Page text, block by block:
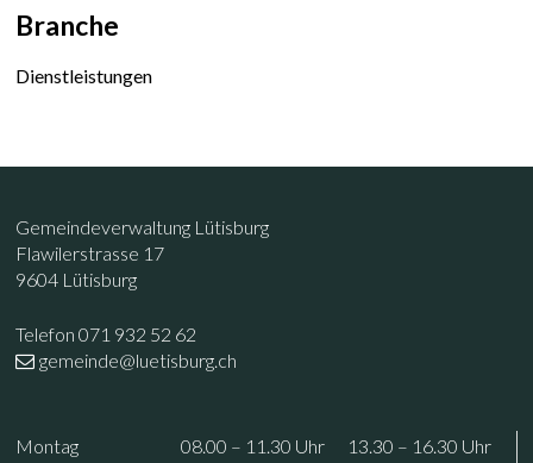
Branche
Dienstleistungen
Footer
Kontakt
Gemeindeverwaltung Lütisburg
Flawilerstrasse 17
9604 Lütisburg
Telefon 071 932 52 62
gemeinde@luetisburg.ch
Öffnungszeiten
Wochentag VormittagNachmittag
Montag 08.00 – 11.30 Uhr 13.30 – 16.30 Uhr